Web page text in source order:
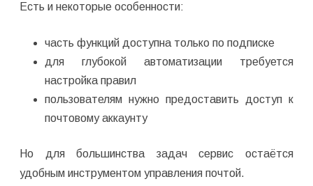
Есть и некоторые особенности:
часть функций доступна только по подписке
для глубокой автоматизации требуется
настройка правил
пользователям нужно предоставить доступ к
почтовому аккаунту
Но для большинства задач сервис остаётся
удобным инструментом управления почтой.